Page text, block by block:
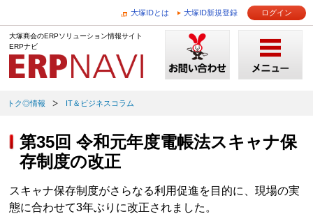
大塚IDとは 大塚ID新規登録 ログイン
大塚商会のERPソリューション情報サイト
ERPナビ
トク◎情報 IT＆ビジネスコラム
第35回 令和元年度電帳法スキャナ保
存制度の改正
スキャナ保存制度がさらなる利用促進を目的に、現場の実
態に合わせて3年ぶりに改正されました。